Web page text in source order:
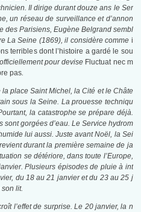
Il dirige durant douze ans le Ser
un réseau de surveillance et d’annon
des Parisiens, Eugène Belgrand sembl
La Seine (1869), il considère comme i
terribles dont l’histoire a gardé le sou
pour devise Fluctuat nec m
pas.
place Saint Michel, la Cité et le Châte
sous la Seine. La prouesse techniqu
la catastrophe se prépare déjà.
gorgées d’eau. Le Service hydrom
lui aussi. Juste avant Noël, la Sei
durant la première semaine de ja
se détériore, dans toute l’Europe,
Plusieurs épisodes de pluie à int
du 18 au 21 janvier et du 23 au 25 j
lit.
l’effet de surprise. Le 20 janvier, la n